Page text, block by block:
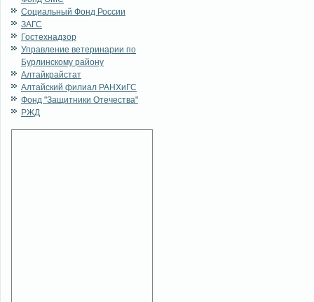
Социальный Фонд России
ЗАГС
Гостехнадзор
Управление ветеринарии по
Бурлинскому району
Алтайкрайстат
Алтайский филиал РАНХиГС
Фонд "Защитники Отечества"
РЖД